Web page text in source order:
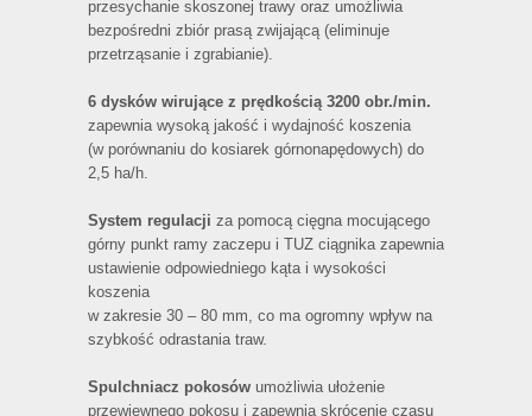
przesychanie skoszonej trawy oraz umożliwia
bezpośredni zbiór prasą zwijającą (eliminuje
przetrząsanie i zgrabianie).
6 dysków wirujące z prędkością 3200 obr./min.
zapewnia wysoką jakość i wydajność koszenia
(w porównaniu do kosiarek górnonapędowych) do
2,5 ha/h.
System regulacji za pomocą cięgna mocującego
górny punkt ramy zaczepu i TUZ ciągnika zapewnia
ustawienie odpowiedniego kąta i wysokości
koszenia
w zakresie 30 – 80 mm, co ma ogromny wpływ na
szybkość odrastania traw.
Spulchniacz pokosów umożliwia ułożenie
przewiewnego pokosu i zapewnia skrócenie czasu